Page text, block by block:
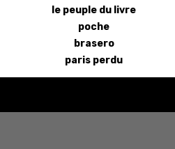
le peuple du livre
poche
brasero
paris perdu